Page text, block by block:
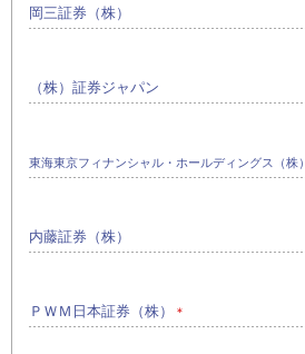
岡三証券（株）
（株）証券ジャパン
東海東京フィナンシャル・ホールディングス（株）
内藤証券（株）
ＰＷＭ日本証券（株） ＊